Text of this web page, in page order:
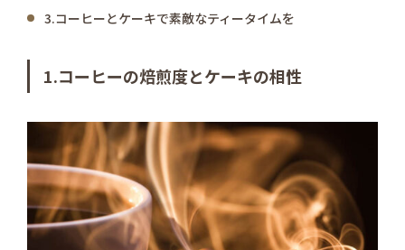
3.コーヒーとケーキで素敵なティータイムを
1.コーヒーの焙煎度とケーキの相性